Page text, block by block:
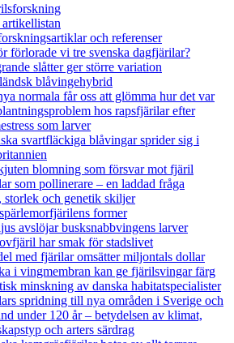
och referenser
förlorade vi tre svenska dagfjärilar?
slåtter ger större variation
blåvingehybrid
normala får oss att glömma hur det var
hos rapsfjärilar efter
som larver
svartfläckiga blåvingar sprider sig i
blomning som försvar mot fjäril
som pollinerare – en laddad fråga
storlek och genetik skiljer
former
avslöjar busksnabbvingens larver
har smak för stadslivet
med fjärilar omsätter miljontals dollar
i vingmembran kan ge fjärilsvingar färg
minskning av danska habitatspecialister
spridning till nya områden i Sverige och
under 120 år– betydelsen av klimat,
och arters särdrag